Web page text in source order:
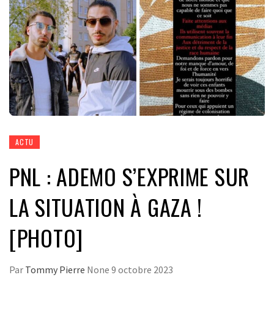
ACTU
PNL : ADEMO S’EXPRIME SUR
LA SITUATION À GAZA !
[PHOTO]
Par Tommy Pierre None 9 octobre 2023